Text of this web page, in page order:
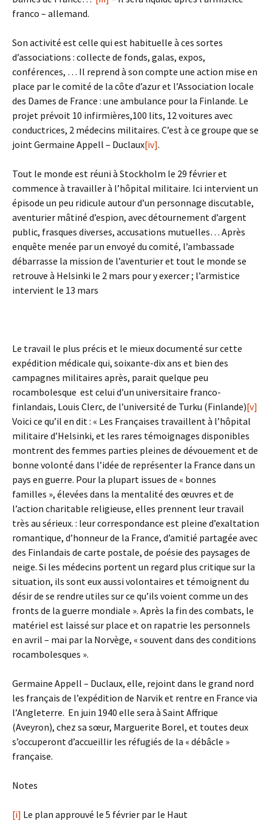
franco – allemand.
Son activité est celle qui est habituelle à ces sortes
d’associations : collecte de fonds, galas, expos,
conférences, … Il reprend à son compte une action mise en
place par le comité de la côte d’azur et l’Association locale
des Dames de France : une ambulance pour la Finlande. Le
projet prévoit 10 infirmières,100 lits, 12 voitures avec
conductrices, 2 médecins militaires. C’est à ce groupe que se
joint Germaine Appell – Duclaux[iv].
Tout le monde est réuni à Stockholm le 29 février et
commence à travailler à l’hôpital militaire. Ici intervient un
épisode un peu ridicule autour d’un personnage discutable,
aventurier mâtiné d’espion, avec détournement d’argent
public, frasques diverses, accusations mutuelles… Après
enquête menée par un envoyé du comité, l’ambassade
débarrasse la mission de l’aventurier et tout le monde se
retrouve à Helsinki le 2 mars pour y exercer ; l’armistice
intervient le 13 mars
Le travail le plus précis et le mieux documenté sur cette
expédition médicale qui, soixante-dix ans et bien des
campagnes militaires après, parait quelque peu
rocambolesque est celui d’un universitaire franco-
finlandais, Louis Clerc, de l’université de Turku (Finlande)[v]
Voici ce qu’il en dit : « Les Françaises travaillent à l’hôpital
militaire d’Helsinki, et les rares témoignages disponibles
montrent des femmes parties pleines de dévouement et de
bonne volonté dans l’idée de représenter la France dans un
pays en guerre. Pour la plupart issues de « bonnes
familles », élevées dans la mentalité des œuvres et de
l’action charitable religieuse, elles prennent leur travail
très au sérieux. : leur correspondance est pleine d’exaltation
romantique, d’honneur de la France, d’amitié partagée avec
des Finlandais de carte postale, de poésie des paysages de
neige. Si les médecins portent un regard plus critique sur la
situation, ils sont eux aussi volontaires et témoignent du
désir de se rendre utiles sur ce qu’ils voient comme un des
fronts de la guerre mondiale ». Après la fin des combats, le
matériel est laissé sur place et on rapatrie les personnels
en avril – mai par la Norvège, « souvent dans des conditions
rocambolesques ».
Germaine Appell – Duclaux, elle, rejoint dans le grand nord
les français de l’expédition de Narvik et rentre en France via
l’Angleterre. En juin 1940 elle sera à Saint Affrique
(Aveyron), chez sa sœur, Marguerite Borel, et toutes deux
s’occuperont d’accueillir les réfugiés de la « débâcle »
française.
Notes
[i] Le plan approuvé le 5 février par le Haut